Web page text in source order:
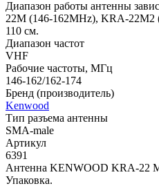
Диапазон работы антенны
22M (146-162MHz), KRA-
110 см.
Диапазон частот
VHF
Рабочие частоты, МГц
146-162/162-174
Бренд (производитель)
Kenwood
Тип разъема антенны
SMA-male
Артикул
6391
Антенна KENWOOD KRA-22
Упаковка.